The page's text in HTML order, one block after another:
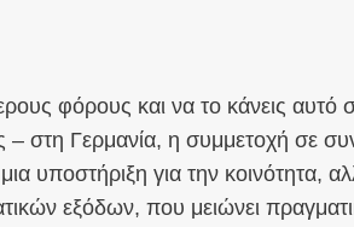
φόρους και να το κάνεις
στη Γερμανία, η συμμετοχή σε
υποστήριξη για την κοινότητα,
εξόδων, που μειώνει